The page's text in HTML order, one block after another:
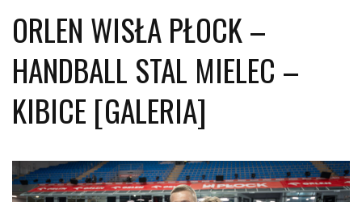
ORLEN WISŁA PŁOCK –
HANDBALL STAL MIELEC –
KIBICE [GALERIA]